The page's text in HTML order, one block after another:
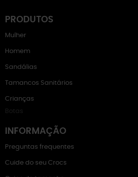
PRODUTOS
Mulher
Homem
Sandálias
Tamancos Sanitários
Crianças
Botas
INFORMAÇÃO
Preguntas frequentes
Cuide do seu Crocs